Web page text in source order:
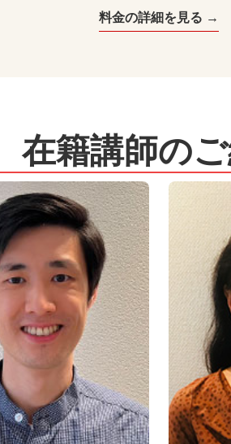
料金の詳細を見る →
在籍講師の